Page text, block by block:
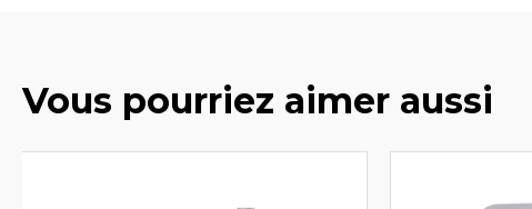
Vous pourriez aimer aussi